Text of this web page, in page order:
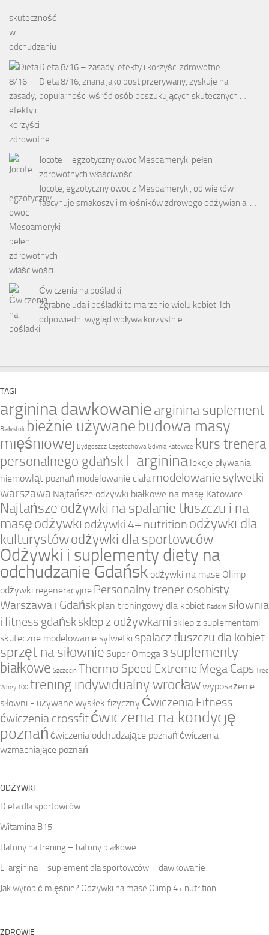
Dieta 8/16 – zasady, efekty i korzyści zdrowotne
Dieta 8/16, znana jako post przerywany, zyskuje na
popularności wśród osób poszukujących skutecznych …
Jocote – egzotyczny owoc Mesoameryki pełen
zdrowotnych właściwości
Jocote, egzotyczny owoc z Mesoameryki, od wieków
fascynuje smakoszy i miłośników zdrowego odżywiania. …
Ćwiczenia na pośladki.
Zgrabne uda i pośladki to marzenie wielu kobiet. Ich
odpowiedni wygląd wpływa korzystnie …
TAGI
arginina dawkowaniearginina suplement
Białystok bieżnie używanebudowa masy
mięśniowej Bydgoszcz Częstochowa Gdynia Katowice kurs trenera
personalnego gdańsk l-arginina lekcje pływania
niemowląt poznań modelowanie ciała modelowanie sylwetki
warszawa Najtańsze odżywki białkowe na masę Katowice
Najtańsze odżywki na spalanie tłuszczu i na
masęodżywki odżywki 4+ nutrition odżywki dla
kulturystówodżywki dla sportowców
Odżywki i suplementy diety na
odchudzanie Gdańsk odżywki na mase Olimp
odżywki regeneracyjne Personalny trener osobisty
Warszawa i Gdańsk plan treningowy dla kobiet Radom siłownia
i fitness gdańsksklep z odżywkami sklep z suplementami
skuteczne modelowanie sylwetki spalacz tłuszczu dla kobiet
sprzęt na siłownie Super Omega 3 suplementy
białkowe Szczecin Thermo Speed Extreme Mega Caps Trec
Whey 100 trening indywidualny wrocławwyposażenie
siłowni - używanewysiłek fizyczny Ćwiczenia Fitness
ćwiczenia crossfitćwiczenia na kondycję
poznań ćwiczenia odchudzające poznań ćwiczenia
wzmacniające poznań
ODŻYWKI
Dieta dla sportowców
Witamina B15
Batony na trening – batony białkowe
L-arginina – suplement dla sportowców – dawkowanie
Jak wyrobić mięśnie? Odżywki na mase Olimp 4+ nutrition
ZDROWIE